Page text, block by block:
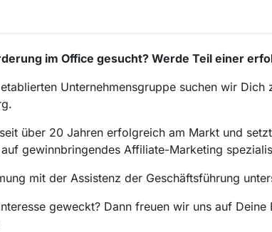
im Office gesucht? Werde Teil einer
Unternehmensgruppe suchen wir Dich
über 20 Jahren erfolgreich am Markt und
gewinnbringendes Affiliate-Marketing
mit der Assistenz der Geschäftsführung
geweckt? Dann freuen wir uns auf